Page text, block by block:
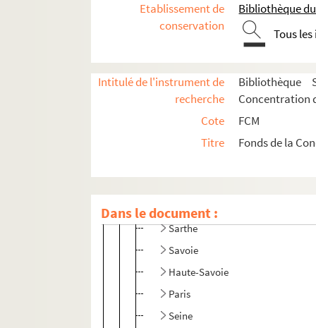
Etablissement de
conservation
Bibliothèque
Tous
Intitulé de l'instrument de
recherche
Bibliothèque
Concentration
Cote
FCM
Titre
Fonds de la
Dans le document :
Meuse
Nord
Puy-de-Dôme
Pyrénées-Atlantiques
Pyrénées-Orientales
Bas-Rhin
Saône-et-Loire
Sarthe
Savoie
Haute-Savoie
Paris
Seine